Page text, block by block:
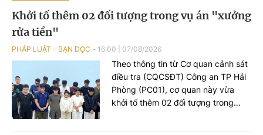
Khởi tố thêm 02 đối tượng trong vụ án "xưởng
rửa tiền"
PHÁP LUẬT - BẠN ĐỌC 16:00 07/08/2026
Theo thông tin từ Cơ quan cảnh sát
điều tra (CQCSĐT) Công an TP Hải
Phòng (PC01), cơ quan này vừa
khởi tố thêm 02 đối tượng trong